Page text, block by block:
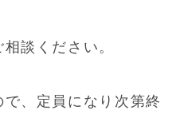
談ください。
、定員になり次第終